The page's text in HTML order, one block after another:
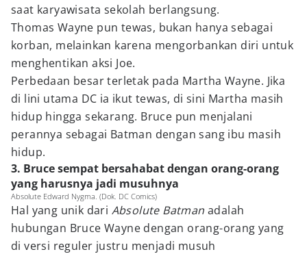
saat karyawisata sekolah berlangsung.
Thomas Wayne pun tewas, bukan hanya sebagai
korban, melainkan karena mengorbankan diri untuk
menghentikan aksi Joe.
Perbedaan besar terletak pada Martha Wayne. Jika
di lini utama DC ia ikut tewas, di sini Martha masih
hidup hingga sekarang. Bruce pun menjalani
perannya sebagai Batman dengan sang ibu masih
hidup.
3. Bruce sempat bersahabat dengan orang-orang
yang harusnya jadi musuhnya
Absolute Edward Nygma. (Dok. DC Comics)
Hal yang unik dari Absolute Batman adalah
hubungan Bruce Wayne dengan orang-orang yang
di versi reguler justru menjadi musuh